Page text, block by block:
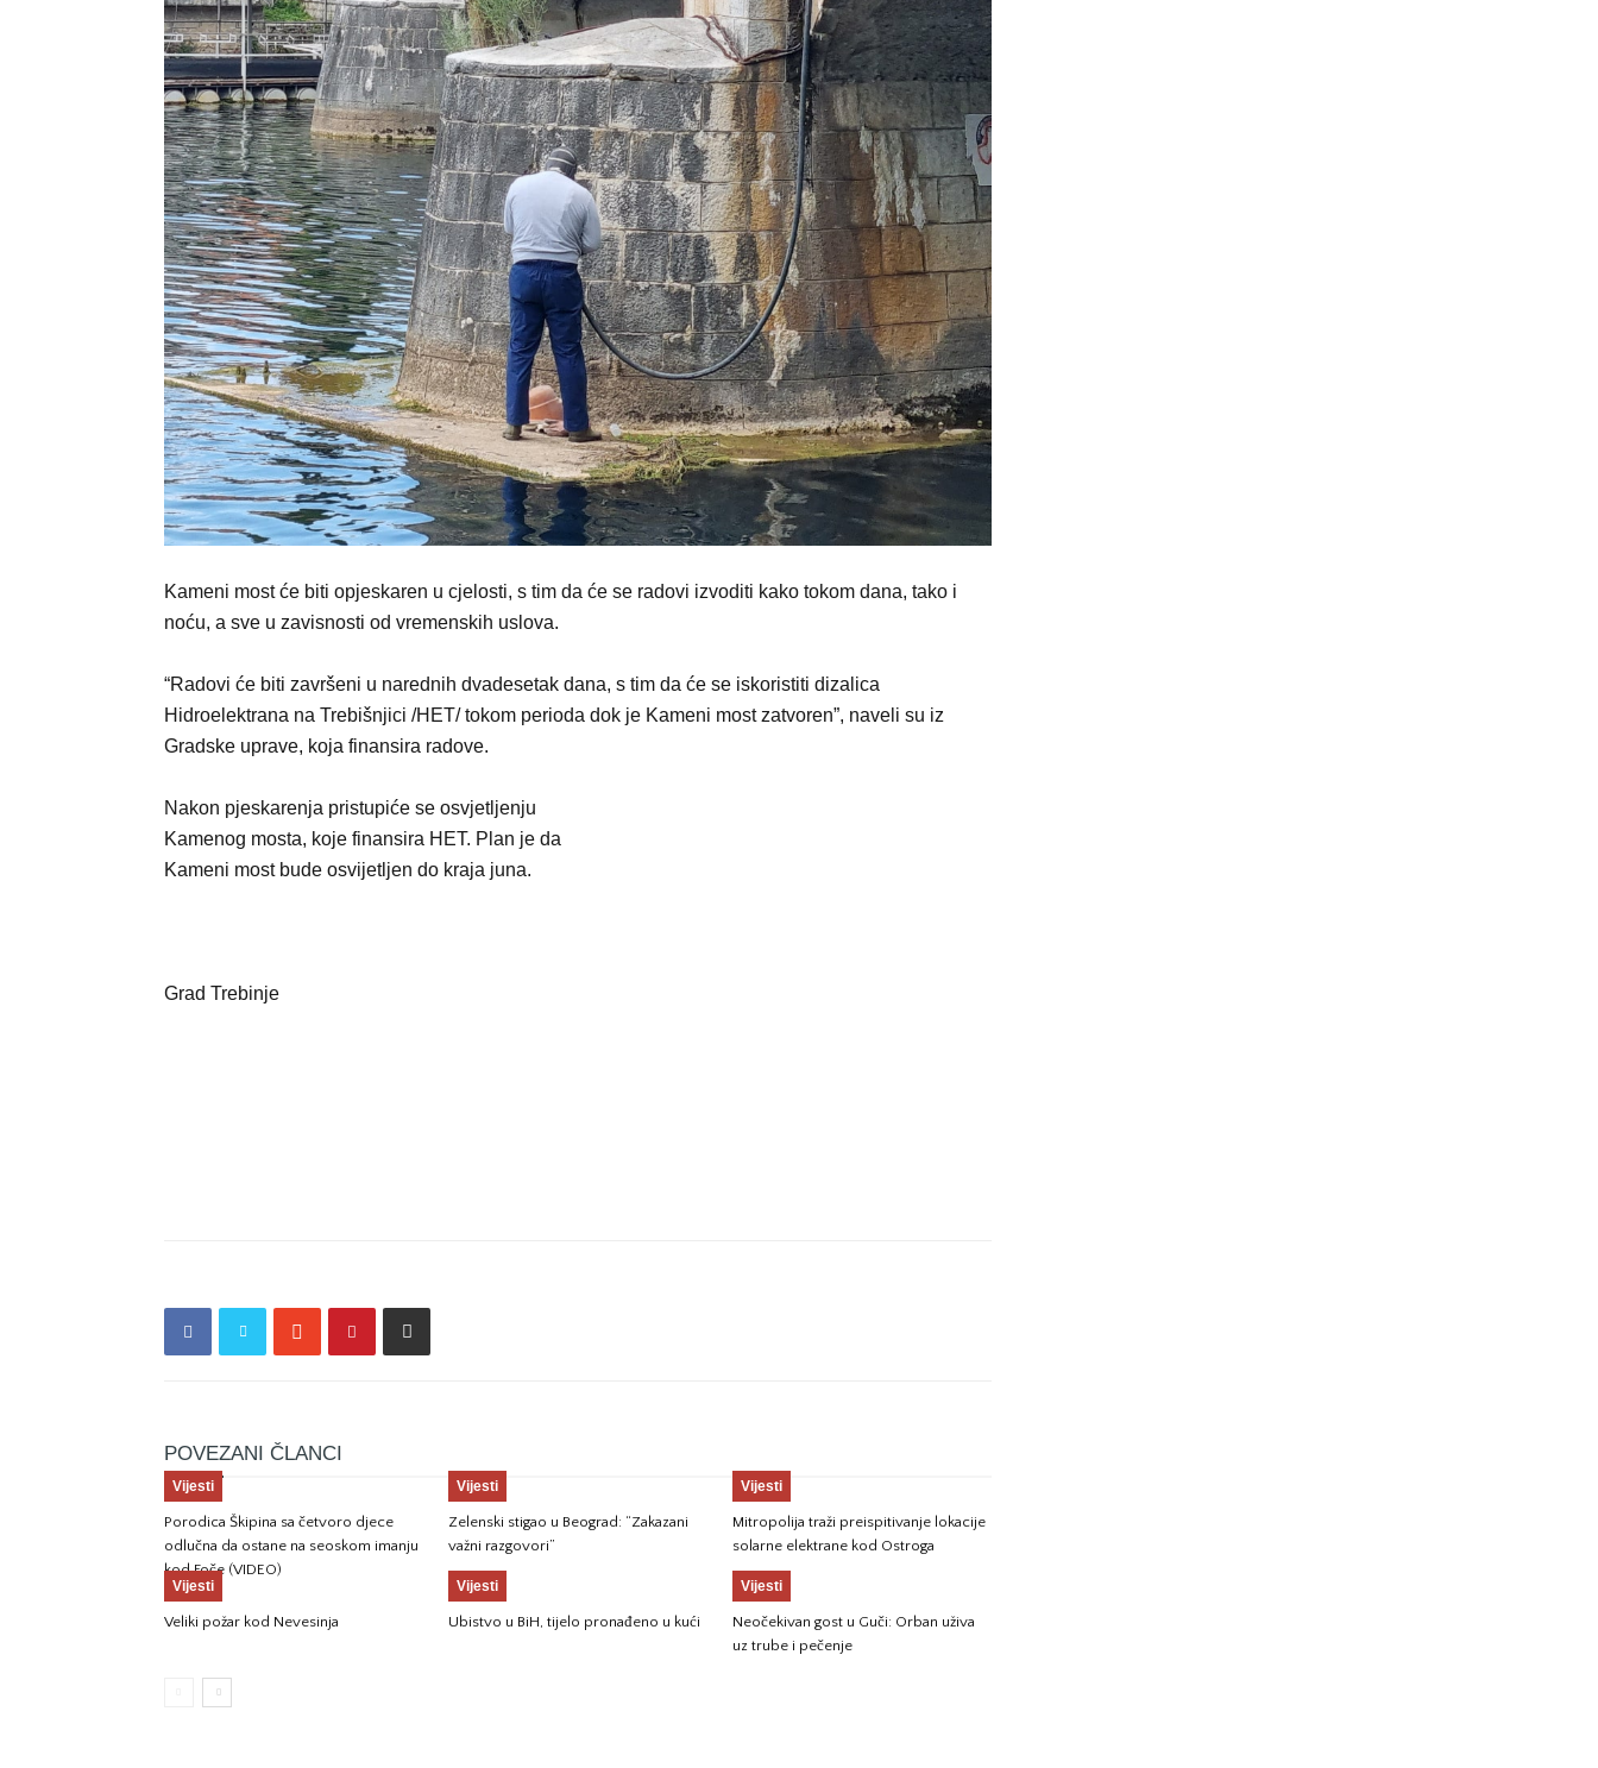
Kameni most će biti opjeskaren u cjelosti, s tim da će se radovi izvoditi kako tokom dana, tako i
noću, a sve u zavisnosti od vremenskih uslova.
“Radovi će biti završeni u narednih dvadesetak dana, s tim da će se iskoristiti dizalica
Hidroelektrana na Trebišnjici /HET/ tokom perioda dok je Kameni most zatvoren”, naveli su iz
Gradske uprave, koja finansira radove.
Nakon pjeskarenja pristupiće se osvjetljenju
Kamenog mosta, koje finansira HET. Plan je da
Kameni most bude osvijetljen do kraja juna.
Grad Trebinje
POVEZANI ČLANCI
Vijesti
Porodica Škipina sa četvoro djece
odlučna da ostane na seoskom imanju
kod Foče (VIDEO)
Vijesti
Zelenski stigao u Beograd: “Zakazani
važni razgovori”
Vijesti
Mitropolija traži preispitivanje lokacije
solarne elektrane kod Ostroga
Vijesti
Veliki požar kod Nevesinja
Vijesti
Ubistvo u BiH, tijelo pronađeno u kući
Vijesti
Neočekivan gost u Guči: Orban uživa
uz trube i pečenje